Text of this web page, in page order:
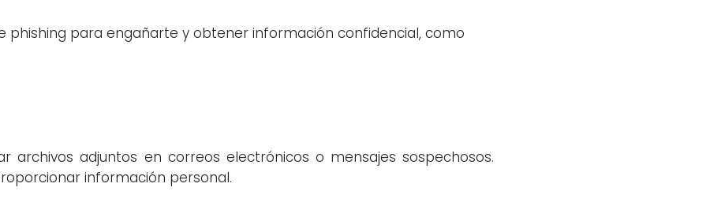
phishing para engañarte y obtener información confidencial, como
adjuntos en correos electrónicos o mensajes sospechosos.
información personal.